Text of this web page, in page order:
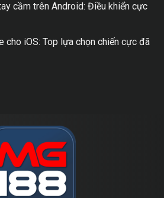
cầm trên Android: Điều khiển cực
cho iOS: Top lựa chọn chiến cực đã